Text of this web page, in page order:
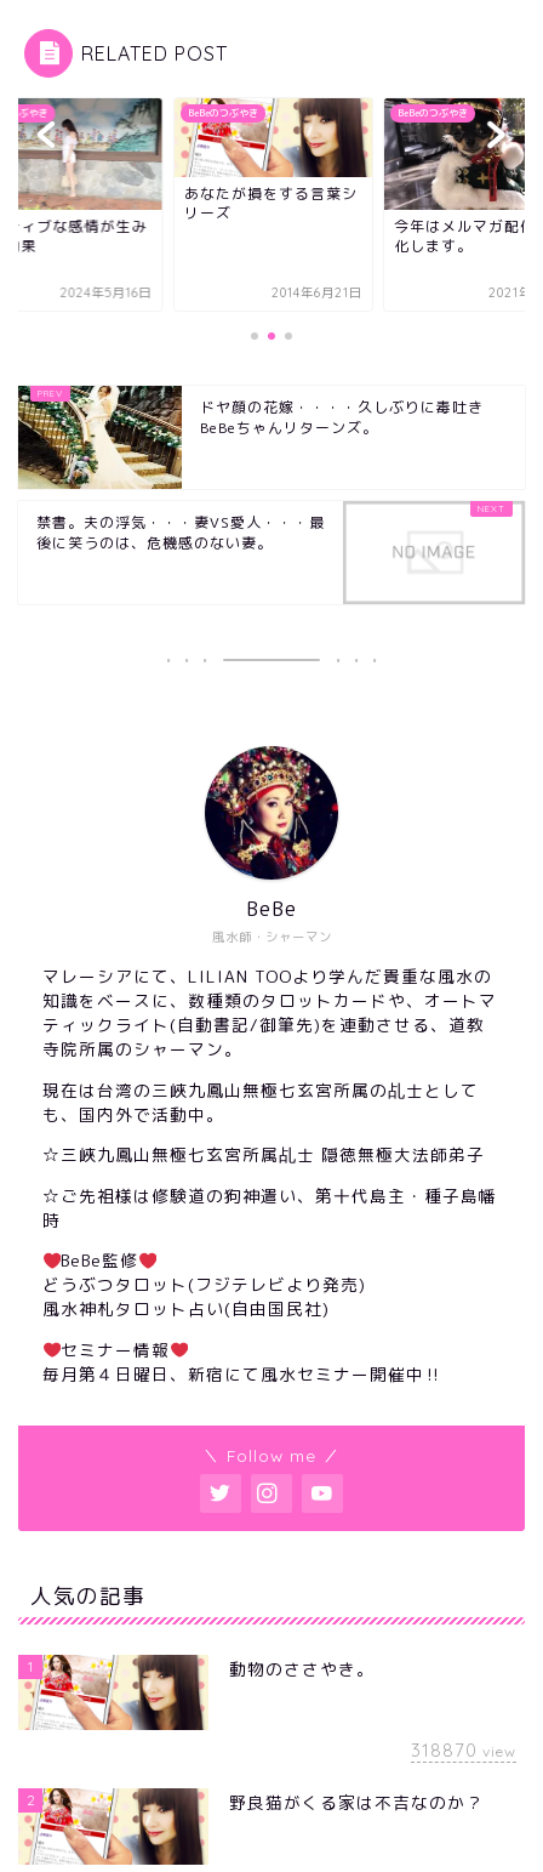
RELATED POST
つぶやき
ティブな感情が生み
効果
2024年5月16日
BeBeのつぶやき
あなたが損をする言葉シ
リーズ
2014年6月21日
BeBeのつぶやき
今年はメルマガ配信
化します。
2021年1
ドヤ顔の花嫁・・・・久しぶりに毒吐き
BeBeちゃんリターンズ。
禁書。夫の浮気・・・妻VS愛人・・・最
後に笑うのは、危機感のない妻。
風水師・シャーマン
BeBe
マレーシアにて、LILIAN TOOより学んだ貴重な風水の
知識をベースに、数種類のタロットカードや、オートマ
ティックライト(自動書記/御筆先)を連動させる、道教
寺院所属のシャーマン。
現在は台湾の三峽九鳳山無極七玄宮所属の乩士として
も、国内外で活動中。
☆三峽九鳳山無極七玄宮所属乩士 隠徳無極大法師弟子
☆ご先祖様は修験道の狗神遣い、第十代島主・種子島幡
時
BeBe監修
どうぶつタロット(フジテレビより発売)
風水神札タロット占い(自由国民社)
セミナー情報
毎月第４日曜日、新宿にて風水セミナー開催中‼︎
＼ Follow me ／
人気の記事
1 動物のささやき。
318870 view
2 野良猫がくる家は不吉なのか？